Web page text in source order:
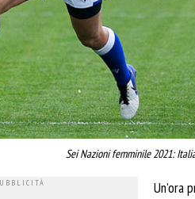
Sei Nazioni femminile 2021:
Un’ora